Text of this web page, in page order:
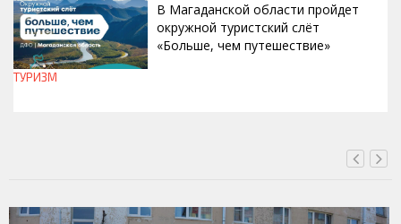
В Магаданской области пройдет
окружной туристский слёт
«Больше, чем путешествие»
ТУРИЗМ